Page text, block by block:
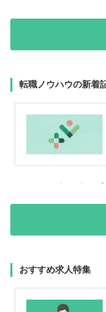
転職ノウハウの新着
おすすめ求人特集